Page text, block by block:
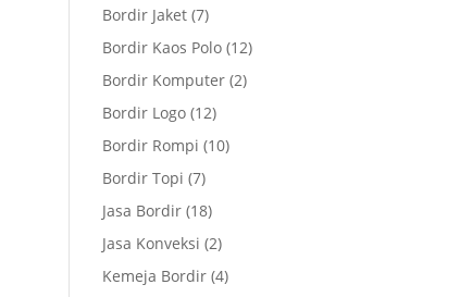
Bordir Jaket (7)
Bordir Kaos Polo (12)
Bordir Komputer (2)
Bordir Logo (12)
Bordir Rompi (10)
Bordir Topi (7)
Jasa Bordir (18)
Jasa Konveksi (2)
Kemeja Bordir (4)